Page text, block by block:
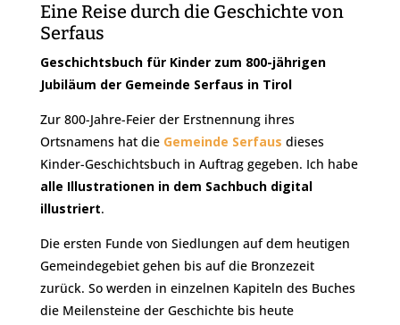
Eine Reise durch die Geschichte von
Serfaus
Geschichtsbuch für Kinder zum 800-jährigen
Jubiläum der Gemeinde Serfaus in Tirol
Zur 800-Jahre-Feier der Erstnennung ihres
Ortsnamens hat die Gemeinde Serfaus dieses
Kinder-Geschichtsbuch in Auftrag gegeben. Ich habe
alle Illustrationen in dem Sachbuch digital
illustriert.
Die ersten Funde von Siedlungen auf dem heutigen
Gemeindegebiet gehen bis auf die Bronzezeit
zurück. So werden in einzelnen Kapiteln des Buches
die Meilensteine der Geschichte bis heute